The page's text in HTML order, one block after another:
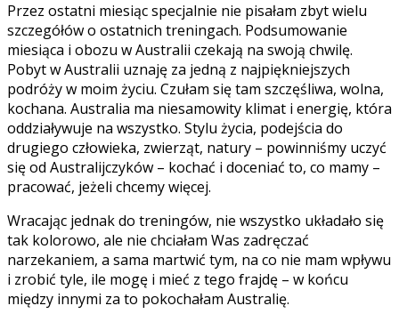
Przez ostatni miesiąc specjalnie nie pisałam zbyt wielu
szczegółów o ostatnich treningach. Podsumowanie
miesiąca i obozu w Australii czekają na swoją chwilę.
Pobyt w Australii uznaję za jedną z najpiękniejszych
podróży w moim życiu. Czułam się tam szczęśliwa, wolna,
kochana. Australia ma niesamowity klimat i energię, która
oddziaływuje na wszystko. Stylu życia, podejścia do
drugiego człowieka, zwierząt, natury – powinniśmy uczyć
się od Australijczyków – kochać i doceniać to, co mamy –
pracować, jeżeli chcemy więcej.
Wracając jednak do treningów, nie wszystko układało się
tak kolorowo, ale nie chciałam Was zadręczać
narzekaniem, a sama martwić tym, na co nie mam wpływu
i zrobić tyle, ile mogę i mieć z tego frajdę – w końcu
między innymi za to pokochałam Australię.